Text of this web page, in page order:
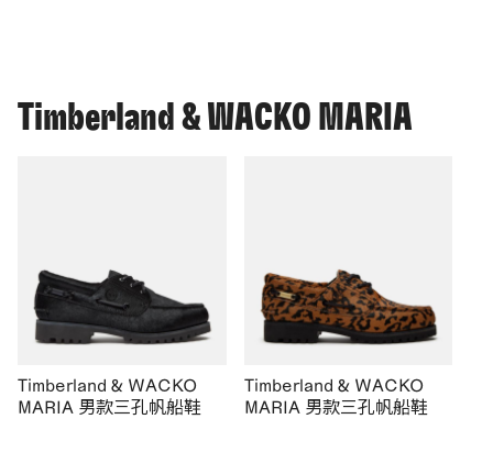
Timberland & WACKO MARIA
Timberland & WACKO
MARIA 男款三孔帆船鞋
Timberland & WACKO
MARIA 男款三孔帆船鞋